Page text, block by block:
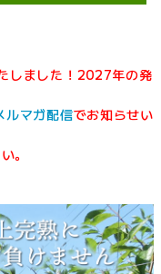
しました！2027年の発
ルマガ配信でお知らせい
。